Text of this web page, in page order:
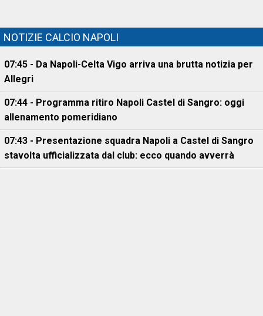
NOTIZIE CALCIO NAPOLI
07:45 - Da Napoli-Celta Vigo arriva una brutta notizia per
Allegri
07:44 - Programma ritiro Napoli Castel di Sangro: oggi
allenamento pomeridiano
07:43 - Presentazione squadra Napoli a Castel di Sangro
stavolta ufficializzata dal club: ecco quando avverrà